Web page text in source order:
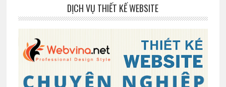
DỊCH VỤ THIẾT KẾ WEBSITE